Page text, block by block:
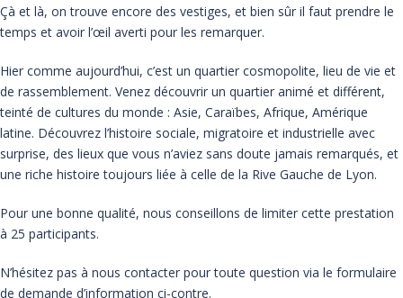
Çà et là, on trouve encore des vestiges, et bien sûr il faut prendre le
temps et avoir l’œil averti pour les remarquer.
Hier comme aujourd’hui, c’est un quartier cosmopolite, lieu de vie et
de rassemblement. Venez découvrir un quartier animé et différent,
teinté de cultures du monde : Asie, Caraïbes, Afrique, Amérique
latine. Découvrez l’histoire sociale, migratoire et industrielle avec
surprise, des lieux que vous n’aviez sans doute jamais remarqués, et
une riche histoire toujours liée à celle de la Rive Gauche de Lyon.
Pour une bonne qualité, nous conseillons de limiter cette prestation
à 25 participants.
N’hésitez pas à nous contacter pour toute question via le formulaire
de demande d’information ci-contre.